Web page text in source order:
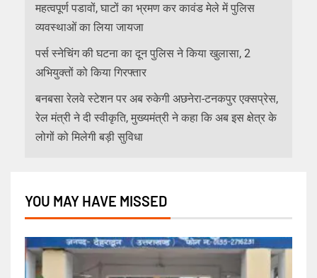
महत्वपूर्ण पडावों, घाटों का भ्रमण कर कावंड मेले में पुलिस
व्यवस्थाओं का लिया जायजा
पर्स स्नेचिंग की घटना का दून पुलिस ने किया खुलासा, 2
अभियुक्तों को किया गिरफ्तार
बनबसा रेलवे स्टेशन पर अब रुकेगी अछनेरा-टनकपुर एक्सप्रेस,
रेल मंत्री ने दी स्वीकृति, मुख्यमंत्री ने कहा कि अब इस क्षेत्र के
लोगों को मिलेगी बड़ी सुविधा
YOU MAY HAVE MISSED